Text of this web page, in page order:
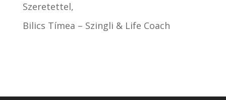
Szeretettel,
Bilics Tímea – Szingli & Life Coach